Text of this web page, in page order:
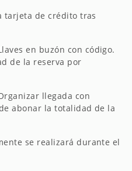
tarjeta de crédito tras
en buzón con código.
de la reserva por
llegada con
abonar la totalidad de la
se realizará durante el